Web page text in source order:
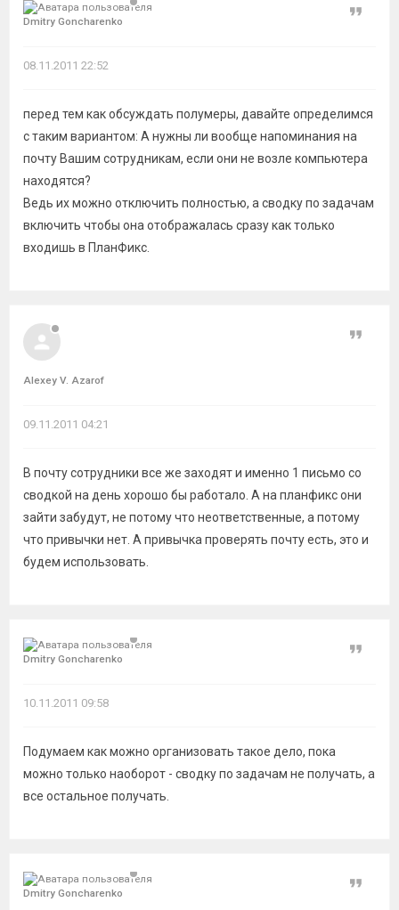
Dmitry Goncharenko
Цитата
08.11.2011 22:52
перед тем как обсуждать полумеры, давайте определимся
с таким вариантом: А нужны ли вообще напоминания на
почту Вашим сотрудникам, если они не возле компьютера
находятся?
Ведь их можно отключить полностью, а сводку по задачам
включить чтобы она отображалась сразу как только
входишь в ПланФикс.
Alexey V. Azarof
Цитата
09.11.2011 04:21
В почту сотрудники все же заходят и именно 1 письмо со
сводкой на день хорошо бы работало. А на планфикс они
зайти забудут, не потому что неответственные, а потому
что привычки нет. А привычка проверять почту есть, это и
будем использовать.
Dmitry Goncharenko
Цитата
10.11.2011 09:58
Подумаем как можно организовать такое дело, пока
можно только наоборот - сводку по задачам не получать, а
все остальное получать.
Dmitry Goncharenko
Цитата